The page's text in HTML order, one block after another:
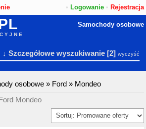
• Logowanie• Rejestracja
Samochody osobowe
↓ Szczegółowe wyszukiwanie[2] wyczyść
osobowe » Ford » Mondeo
Mondeo